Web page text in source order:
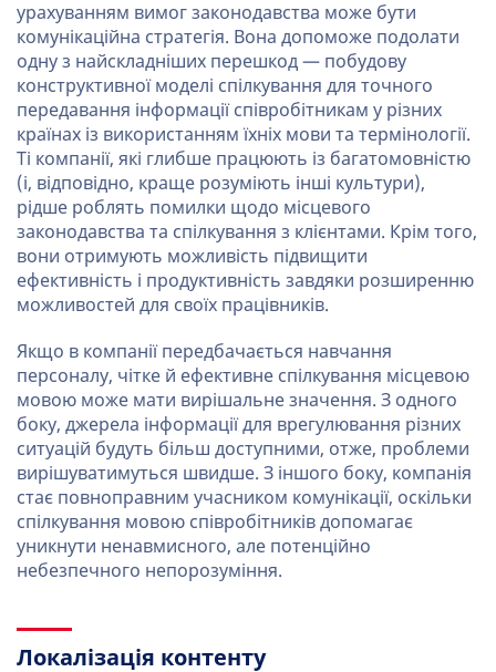
урахуванням вимог законодавства може бути
комунікаційна стратегія. Вона допоможе подолати
одну з найскладніших перешкод — побудову
конструктивної моделі спілкування для точного
передавання інформації співробітникам у різних
країнах із використанням їхніх мови та термінології.
Ті компанії, які глибше працюють із багатомовністю
(і, відповідно, краще розуміють інші культури),
рідше роблять помилки щодо місцевого
законодавства та спілкування з клієнтами. Крім того,
вони отримують можливість підвищити
ефективність і продуктивність завдяки розширенню
можливостей для своїх працівників.
Якщо в компанії передбачається навчання
персоналу, чітке й ефективне спілкування місцевою
мовою може мати вирішальне значення. З одного
боку, джерела інформації для врегулювання різних
ситуацій будуть більш доступними, отже, проблеми
вирішуватимуться швидше. З іншого боку, компанія
стає повноправним учасником комунікації, оскільки
спілкування мовою співробітників допомагає
уникнути ненавмисного, але потенційно
небезпечного непорозуміння.
Локалізація контенту